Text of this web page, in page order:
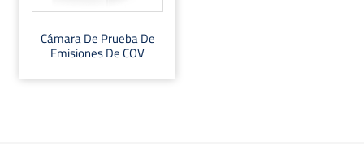
Cámara De Prueba De
Emisiones De COV